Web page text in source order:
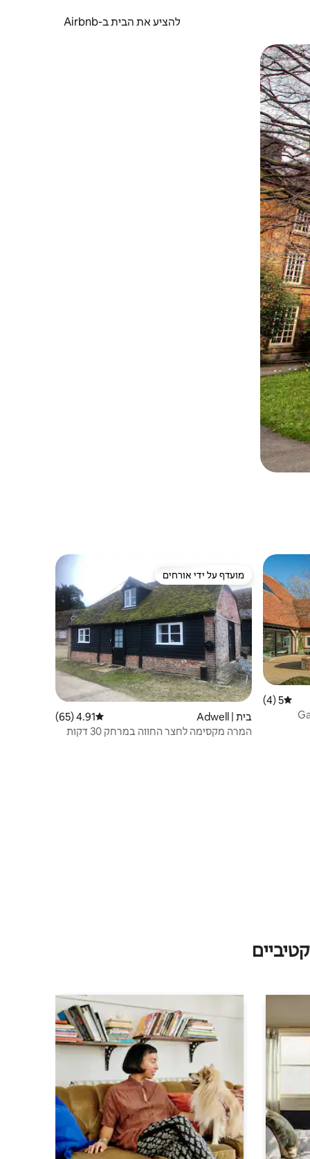
להציע את הבית ב-Airbnb
דירוג ממוצע של 5 מתוך 5, 4 ביקורות
5 (4)
מועדף על ידי אורחים
מועדף על ידי אורחים
בית | Adwell דירוג ממוצע של 4.91 מתוך 5, 65 ביקורות
4.91 (65)
המרה מקסימה לחצר החווה במרחק 30 דקות